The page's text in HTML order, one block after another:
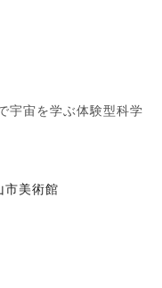
宇宙を学ぶ体験型科学
市美術館